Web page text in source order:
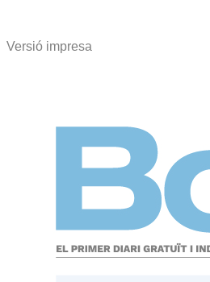
Versió impresa